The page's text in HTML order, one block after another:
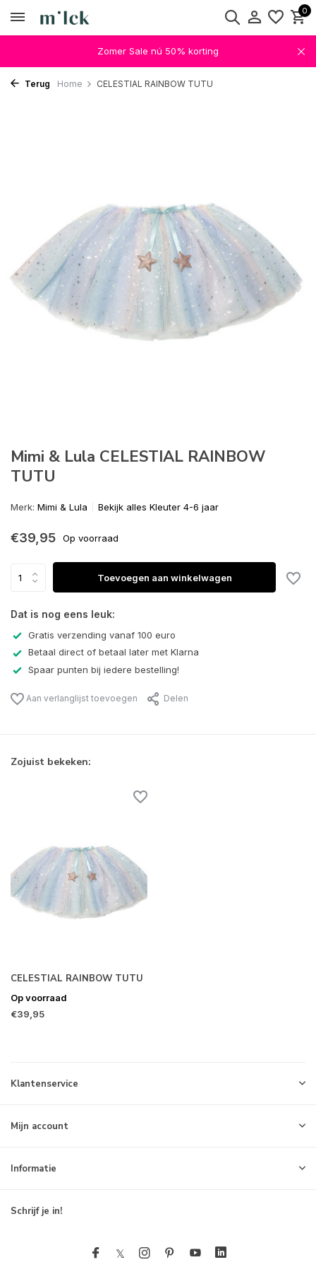
0
Zomer Sale nú 50% korting
Terug Home CELESTIAL RAINBOW TUTU
Mimi & Lula CELESTIAL RAINBOW
TUTU
Merk: Mimi & Lula Bekijk alles Kleuter 4-6 jaar
€39,95 Op voorraad
Toevoegen aan winkelwagen
Dat is nog eens leuk:
Gratis verzending vanaf 100 euro
Betaal direct of betaal later met Klarna
Spaar punten bij iedere bestelling!
Aan verlanglijst toevoegen Delen
Zojuist bekeken:
CELESTIAL RAINBOW TUTU
Op voorraad
€39,95
Klantenservice
Mijn account
Informatie
Schrijf je in!